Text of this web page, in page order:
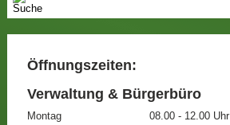
Öffnungszeiten:
Verwaltung & Bürgerbüro
Montag
08.00 - 12.00 Uhr